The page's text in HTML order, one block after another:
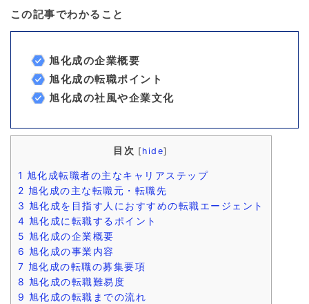
この記事でわかること
旭化成の企業概要
旭化成の転職ポイント
旭化成の社風や企業文化
目次 [ hide]
1 旭化成転職者の主なキャリアステップ
2 旭化成の主な転職元・転職先
3 旭化成を目指す人におすすめの転職エージェント
4 旭化成に転職するポイント
5 旭化成の企業概要
6 旭化成の事業内容
7 旭化成の転職の募集要項
8 旭化成の転職難易度
9 旭化成の転職までの流れ